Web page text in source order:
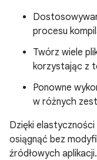
procesu
Twórz wiele
korzystając z
Ponowne
w różnych
Dzięki
osiągnąć bez
źródłowych aplikacji.